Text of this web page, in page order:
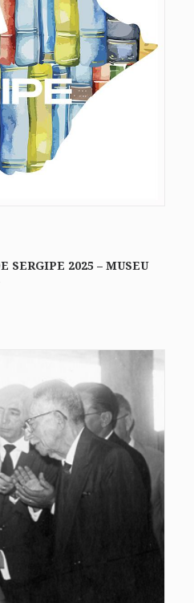
SERGIPE 2025 – MUSEU